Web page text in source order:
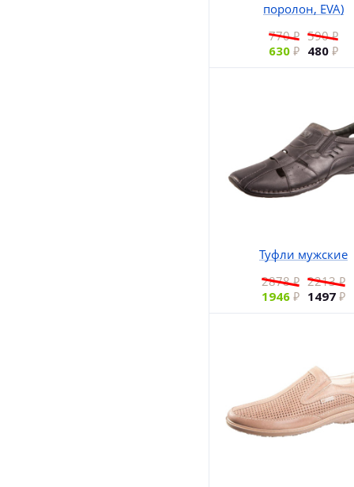
поролон, EVA)
770
630
590
480
Туфли мужские
2878
1946
2213
1497